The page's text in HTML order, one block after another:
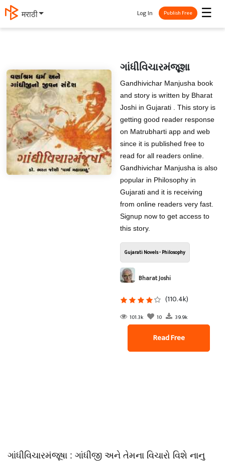
मराठी ☰
Log In Publish Free
ગાંધીવિચારમંજૂશા
Gandhivichar Manjusha book
and story is written by Bharat
Joshi in Gujarati . This story is
getting good reader response
on Matrubharti app and web
since it is published free to
read for all readers online.
Gandhivichar Manjusha is also
popular in Philosophy in
Gujarati and it is receiving
from online readers very fast.
Signup now to get access to
this story.
Gujarati Novels - Philosophy
Bharat Joshi
(110.4k)
101.3k 10 39.9k
Read Free
ગાંધીવિચારમંજૂષા : ગાંધીજી અને તેમના વિચારો વિશે નાનુ